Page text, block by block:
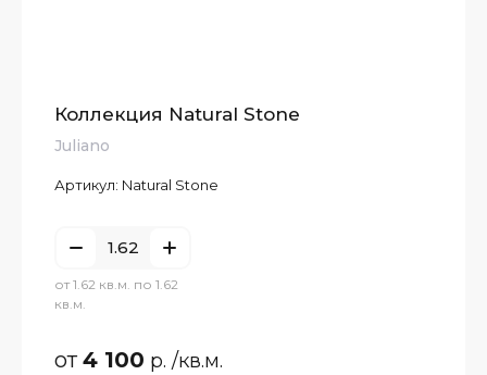
Коллекция Natural Stone
Juliano
Артикул: Natural Stone
от 1.62 кв.м. по 1.62
кв.м.
от4 100 р. /кв.м.